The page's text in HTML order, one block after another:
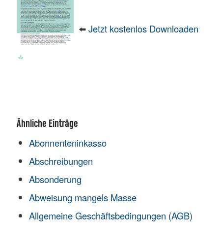
⬅️Jetzt kostenlos Downloaden
Ähnliche Einträge
Abonnenteninkasso
Abschreibungen
Absonderung
Abweisung mangels Masse
Allgemeine Geschäftsbedingungen (AGB)